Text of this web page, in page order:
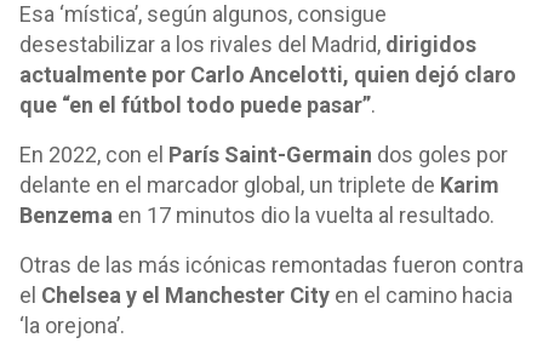
Esa ‘mística’, según algunos, consigue
desestabilizar a los rivales del Madrid, dirigidos
actualmente por Carlo Ancelotti, quien dejó claro
que “en el fútbol todo puede pasar”.
En 2022, con el París Saint-Germain dos goles por
delante en el marcador global, un triplete de Karim
Benzema en 17 minutos dio la vuelta al resultado.
Otras de las más icónicas remontadas fueron contra
el Chelsea y el Manchester City en el camino hacia
‘la orejona’.